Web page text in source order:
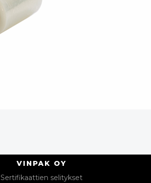
VINPAK OY
Sertifikaattien selitykset